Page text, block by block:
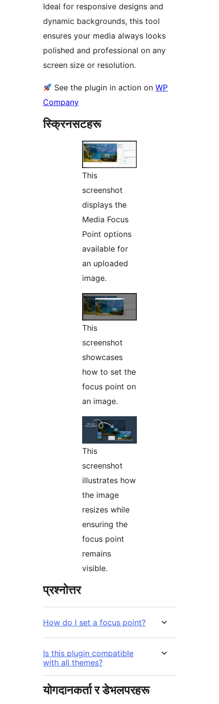
Ideal for responsive designs and
dynamic backgrounds, this tool
ensures your media always looks
polished and professional on any
screen size or resolution.
See the plugin in action onWP
Company
स्क्रिनसटहरू
This
screenshot
displays the
Media Focus
Point options
available for
an uploaded
image.
This
screenshot
showcases
how to set the
focus point on
an image.
This
screenshot
illustrates how
the image
resizes while
ensuring the
focus point
remains
visible.
प्रश्नोत्तर
How do I set a focus point?
Is this plugin compatible
with all themes?
योगदानकर्ता र डेभलपरहरू